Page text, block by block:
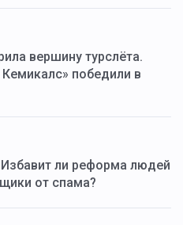
вершину турслёта.
победили в
ли реформа людей
от спама?